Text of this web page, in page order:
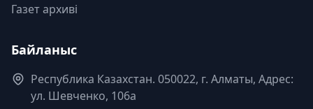
Газет архиві
Байланыс
Республика Казахстан. 050022, г. Алматы, Адрес:
ул. Шевченко, 106а